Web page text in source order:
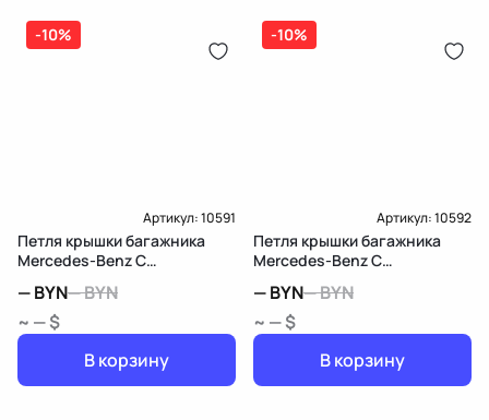
-10%
Артикул:10591
Петля крышки багажника
Mercedes-Benz C
—BYN—BYN
~ — $
В корзину
-10%
Артикул:10592
Петля крышки багажника
Mercedes-Benz C
—BYN—BYN
~ — $
В корзину